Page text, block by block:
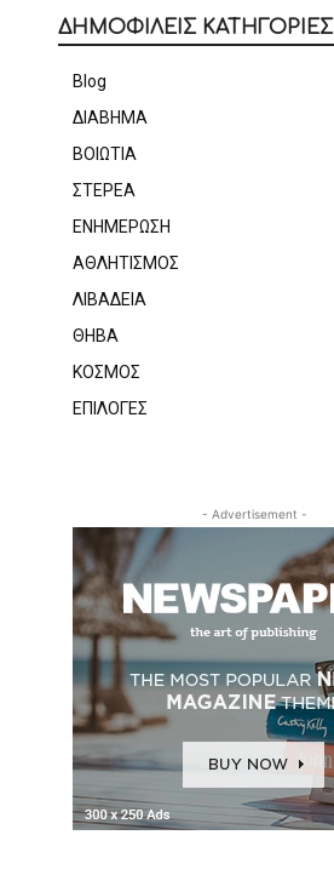
ΔΗΜΟΦΙΛΕΙΣ ΚΑΤΗΓΟΡΙΕΣ
Blog
ΔΙΑΒΗΜΑ
ΒΟΙΩΤΙΑ
ΣΤΕΡΕΑ
ΕΝΗΜΕΡΩΣΗ
ΑΘΛΗΤΙΣΜΟΣ
ΛΙΒΑΔΕΙΑ
ΘΗΒΑ
ΚΟΣΜΟΣ
ΕΠΙΛΟΓΕΣ
- Advertisement -